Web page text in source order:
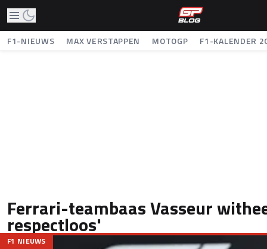
F1-NIEUWS MAX VERSTAPPEN MOTOGP F1-KALENDER
Ferrari-teambaas Vasseur
respectloos'
F1 NIEUWS